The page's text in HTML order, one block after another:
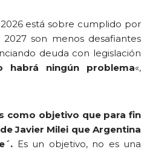
está sobre cumplido por
son menos desafiantes
deuda con legislación
habrá ningún problema«,
como objetivo que para fin
Javier Milei que Argentina
Es un objetivo, no es una